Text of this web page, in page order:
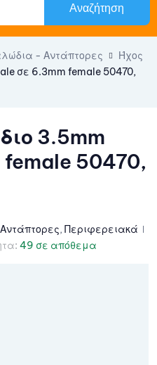
Αναζήτηση
- Αντάπτορες
Ήχος
σε 6.3mm female 50470,
3.5mm
50470,
, Περιφερειακά
49 σε απόθεμα